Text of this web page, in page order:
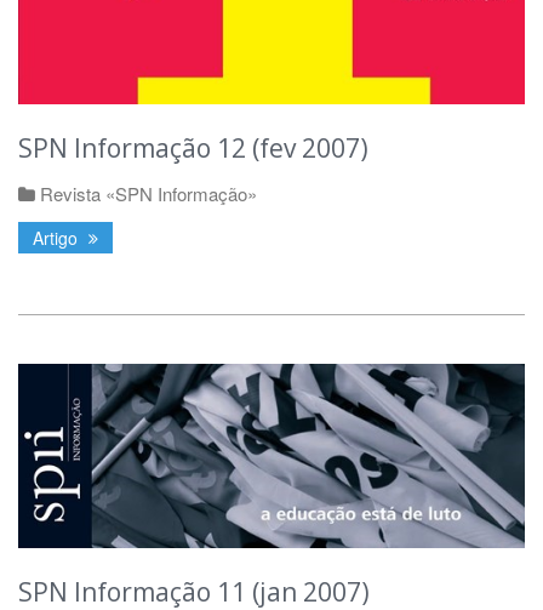
SPN Informação 12 (fev 2007)
Revista «SPN Informação»
Artigo
SPN Informação 11 (jan 2007)